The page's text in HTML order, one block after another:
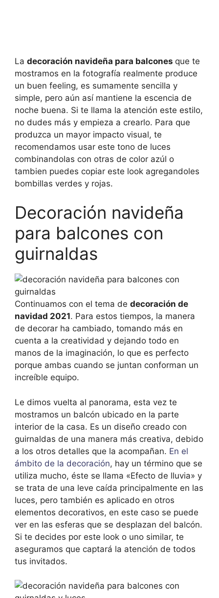
La decoración navideña para balcones que te
mostramos en la fotografía realmente produce
un buen feeling, es sumamente sencilla y
simple, pero aún así mantiene la escencia de
noche buena. Si te llama la atención este estilo,
no dudes más y empieza a crearlo. Para que
produzca un mayor impacto visual, te
recomendamos usar este tono de luces
combinandolas con otras de color azúl o
tambien puedes copiar este look agregandoles
bombillas verdes y rojas.
Decoración navideña
para balcones con
guirnaldas
Continuamos con el tema de decoración de
navidad 2021. Para estos tiempos, la manera
de decorar ha cambiado, tomando más en
cuenta a la creatividad y dejando todo en
manos de la imaginación, lo que es perfecto
porque ambas cuando se juntan conforman un
increíble equipo.
Le dimos vuelta al panorama, esta vez te
mostramos un balcón ubicado en la parte
interior de la casa. Es un diseño creado con
guirnaldas de una manera más creativa, debido
a los otros detalles que la acompañan. En el
ámbito de la decoración, hay un término que se
utiliza mucho, éste se llama «Efecto de lluvia» y
se trata de una leve caída principalmente en las
luces, pero también es aplicado en otros
elementos decorativos, en este caso se puede
ver en las esferas que se desplazan del balcón.
Si te decides por este look o uno similar, te
aseguramos que captará la atención de todos
tus invitados.